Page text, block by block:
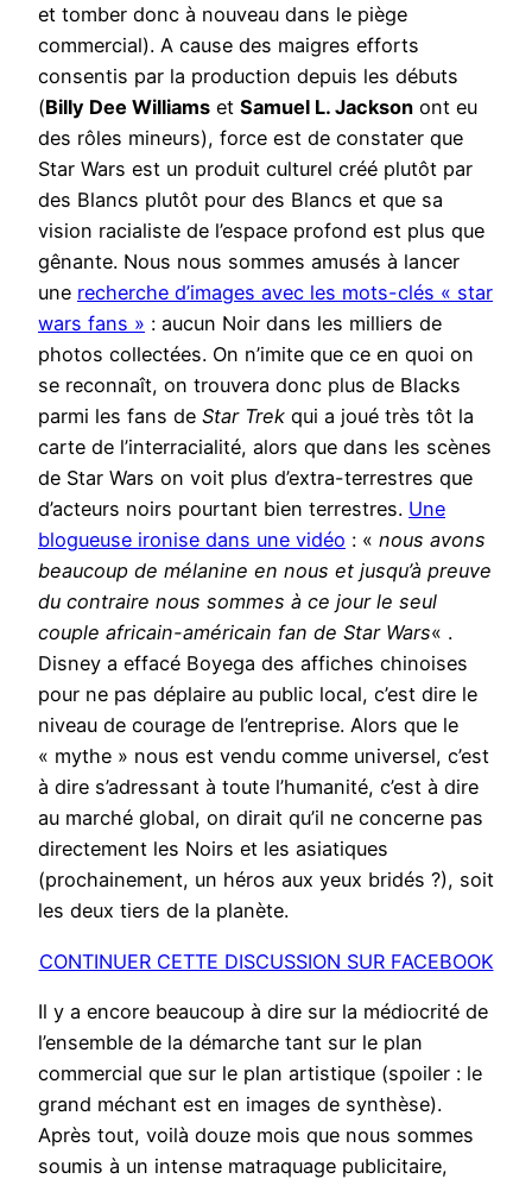
et tomber donc à nouveau dans le piège
commercial). A cause des maigres efforts
consentis par la production depuis les débuts
(Billy Dee Williams et Samuel L. Jackson ont eu
des rôles mineurs), force est de constater que
Star Wars est un produit culturel créé plutôt par
des Blancs plutôt pour des Blancs et que sa
vision racialiste de l’espace profond est plus que
gênante. Nous nous sommes amusés à lancer
une recherche d’images avec les mots-clés « star
wars fans » : aucun Noir dans les milliers de
photos collectées. On n’imite que ce en quoi on
se reconnaît, on trouvera donc plus de Blacks
parmi les fans de Star Trek qui a joué très tôt la
carte de l’interracialité, alors que dans les scènes
de Star Wars on voit plus d’extra-terrestres que
d’acteurs noirs pourtant bien terrestres. Une
blogueuse ironise dans une vidéo : « nous avons
beaucoup de mélanine en nous et jusqu’à preuve
du contraire nous sommes à ce jour le seul
couple africain-américain fan de Star Wars« .
Disney a effacé Boyega des affiches chinoises
pour ne pas déplaire au public local, c’est dire le
niveau de courage de l’entreprise. Alors que le
« mythe » nous est vendu comme universel, c’est
à dire s’adressant à toute l’humanité, c’est à dire
au marché global, on dirait qu’il ne concerne pas
directement les Noirs et les asiatiques
(prochainement, un héros aux yeux bridés ?), soit
les deux tiers de la planète.
CONTINUER CETTE DISCUSSION SUR FACEBOOK
Il y a encore beaucoup à dire sur la médiocrité de
l’ensemble de la démarche tant sur le plan
commercial que sur le plan artistique (spoiler : le
grand méchant est en images de synthèse).
Après tout, voilà douze mois que nous sommes
soumis à un intense matraquage publicitaire,